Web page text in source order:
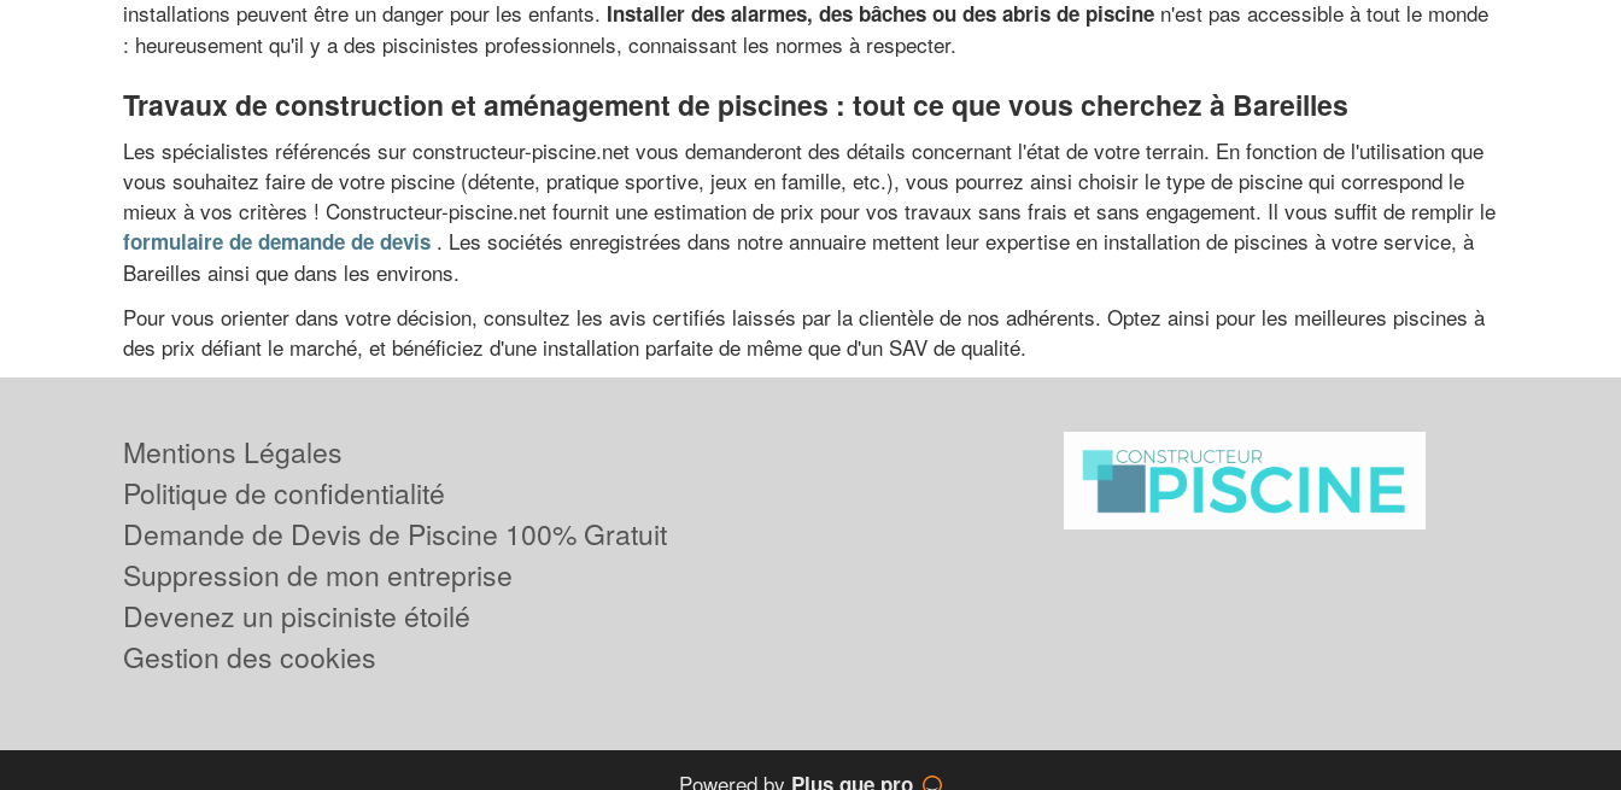
installations peuvent être un danger pour les enfants. Installer des alarmes, des bâches ou des abris de piscine n'est pas accessible à tout le monde
: heureusement qu'il y a des piscinistes professionnels, connaissant les normes à respecter.
Travaux de construction et aménagement de piscines : tout ce que vous cherchez à Bareilles
Les spécialistes référencés sur constructeur-piscine.net vous demanderont des détails concernant l'état de votre terrain. En fonction de l'utilisation que
vous souhaitez faire de votre piscine (détente, pratique sportive, jeux en famille, etc.), vous pourrez ainsi choisir le type de piscine qui correspond le
mieux à vos critères ! Constructeur-piscine.net fournit une estimation de prix pour vos travaux sans frais et sans engagement. Il vous suffit de remplir le
formulaire de demande de devis . Les sociétés enregistrées dans notre annuaire mettent leur expertise en installation de piscines à votre service, à
Bareilles ainsi que dans les environs.
Pour vous orienter dans votre décision, consultez les avis certifiés laissés par la clientèle de nos adhérents. Optez ainsi pour les meilleures piscines à
des prix défiant le marché, et bénéficiez d'une installation parfaite de même que d'un SAV de qualité.
Mentions Légales
Politique de confidentialité
Demande de Devis de Piscine 100% Gratuit
Suppression de mon entreprise
Devenez un pisciniste étoilé
Gestion des cookies
Powered by Plus que pro